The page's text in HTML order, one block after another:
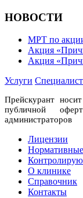
НОВОСТИ
МРТ по
Акция
Акция
Услуги
Прейскурант
публичной
Лицензии
О клинике
Справочник
Контакты